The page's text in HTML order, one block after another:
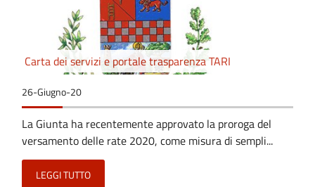
Carta dei servizi e portale trasparenza TARI
26-Giugno-20
La Giunta ha recentemente approvato la proroga del
versamento delle rate 2020, come misura di sempli...
LEGGI TUTTO